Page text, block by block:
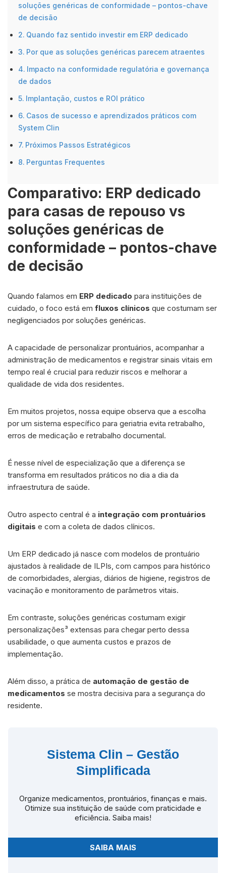
soluções genéricas de conformidade – pontos-chave
de decisão
Quando faz sentido investir em ERP dedicado
Por que as soluções genéricas parecem atraentes
Impacto na conformidade regulatória e governança
de dados
Implantação, custos e ROI prático
Casos de sucesso e aprendizados práticos com
System Clin
Próximos Passos Estratégicos
Perguntas Frequentes
Comparativo: ERP dedicado
para casas de repouso vs
soluções genéricas de
conformidade – pontos-chave
de decisão
Quando falamos em ERP dedicado para instituições de
cuidado, o foco está em fluxos clínicos que costumam ser
negligenciados por soluções genéricas.
A capacidade de personalizar prontuários, acompanhar a
administração de medicamentos e registrar sinais vitais em
tempo real é crucial para reduzir riscos e melhorar a
qualidade de vida dos residentes.
Em muitos projetos, nossa equipe observa que a escolha
por um sistema específico para geriatria evita retrabalho,
erros de medicação e retrabalho documental.
É nesse nível de especialização que a diferença se
transforma em resultados práticos no dia a dia da
infraestrutura de saúde.
Outro aspecto central é a integração com prontuários
digitais e com a coleta de dados clínicos.
Um ERP dedicado já nasce com modelos de prontuário
ajustados à realidade de ILPIs, com campos para histórico
de comorbidades, alergias, diários de higiene, registros de
vacinação e monitoramento de parâmetros vitais.
Em contraste, soluções genéricas costumam exigir
personalizações³ extensas para chegar perto dessa
usabilidade, o que aumenta custos e prazos de
implementação.
Além disso, a prática de automação de gestão de
medicamentos se mostra decisiva para a segurança do
residente.
Sistema Clin – Gestão
Simplificada
Organize medicamentos, prontuários, finanças e mais.
Otimize sua instituição de saúde com praticidade e
eficiência. Saiba mais!
SAIBA MAIS